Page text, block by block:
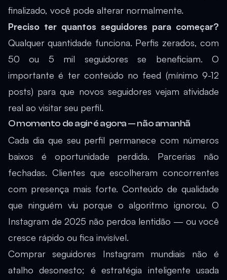
finalizado, você pode alterar normalmente.
Preciso ter quantos seguidores para começar?
Qualquer quantidade funciona. Perfis zerados, com
50 ou 5 mil seguidores se beneficiam. O
importante é ter conteúdo no feed (mínimo 9-12
posts) para que novos seguidores vejam atividade
real ao visitar seu perfil.
O momento de agir é agora — não amanhã
Cada dia que seu perfil permanece com números
baixos é oportunidade perdida. Parcerias não
fechadas. Clientes que escolheram concorrentes
com presença mais forte. Conteúdo de qualidade
que ninguém viu porque o algoritmo ignorou. O
Instagram de 2025 não perdoa lentidão — ou você
cresce rápido ou fica invisível.
Comprar seguidores Instagram mundiais não é
atalho desonesto; é estratégia inteligente usada